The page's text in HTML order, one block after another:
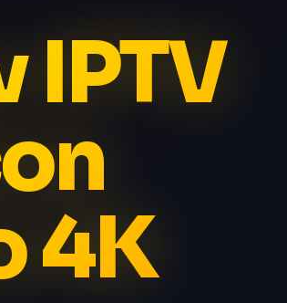
IPTV
4K